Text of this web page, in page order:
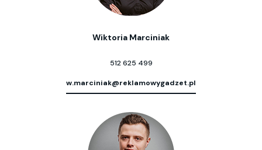
Wiktoria Marciniak
512 625 499
w.marciniak@reklamowygadzet.pl